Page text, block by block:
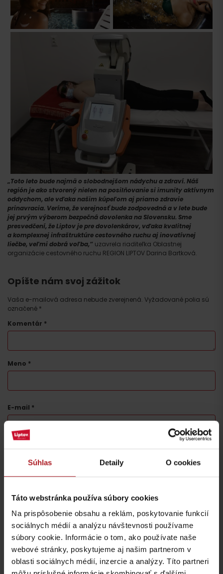
Súhlas Detaily O cookies
Táto webstránka používa súbory cookies
Na prispôsobenie obsahu a reklám, poskytovanie funkcií
sociálnych médií a analýzu návštevnosti používame
súbory cookie. Informácie o tom, ako používate naše
webové stránky, poskytujeme aj našim partnerom v
oblasti sociálnych médií, inzercie a analýzy. Títo partneri
„Toto leto bude najmä o slobodnejšom nádychu a zdraví. Náš
región je ako stvorený nielen na posilňovanie si imunity aktívnym
oddychom, ale vďaka našim kúpeľom aj priamo zdravie
prinavracia. Veríme, že verejnosť bude zodpovedná a v lete bude
jej prvým výberom bezpečná dovolenka na Slovensku. Sme
presvedčení, že Liptov je pre dovolenkárov, vďaka kvalitnej
a komplexnej infraštruktúre cestovného ruchu aj inovatívnej
liečbe, veľmi dobrá voľba,“ uzavrela riaditeľka Oblastnej
organizácie cestovného ruchu REGION LIPTOV Darina Bartková.
Opíšte nám svoj zážitok
Vaša e-mailová adresa nebude zverejnená. Vyžadované polia sú
označené *
Komentár *
Meno *
E-mail *
Táto stránka je chránená testom reCAPTCHA a spoločnosťou
Google. Ochrana súkromia Zmluvné podmienky
Nezabudnite si prečítať aj ďalšie články